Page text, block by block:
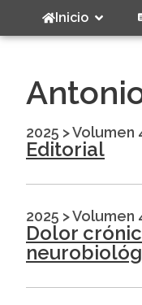
Inicio
2025 >Volumen
Editorial
2025 >Volumen
Dolor